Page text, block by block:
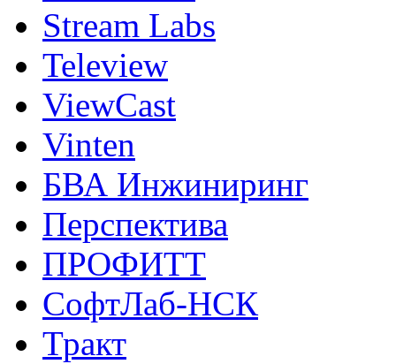
Stream Labs
Teleview
ViewCast
Vinten
БВА Инжиниринг
Перспектива
ПРОФИТТ
СофтЛаб-НСК
Тракт